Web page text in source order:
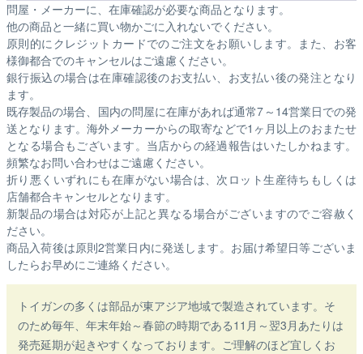
問屋・メーカーに、在庫確認が必要な商品となります。
他の商品と一緒に買い物かごに入れないでください。
原則的にクレジットカードでのご注文をお願いします。また、お客
様御都合でのキャンセルはご遠慮ください。
銀行振込の場合は在庫確認後のお支払い、お支払い後の発注となり
ます。
既存製品の場合、国内の問屋に在庫があれば通常7～14営業日での発
送となります。海外メーカーからの取寄などで1ヶ月以上のおまたせ
となる場合もございます。 当店からの経過報告はいたしかねます。
頻繁なお問い合わせはご遠慮ください。
折り悪くいずれにも在庫がない場合は、次ロット生産待ちもしくは
店舗都合キャンセルとなります。
新製品の場合は対応が上記と異なる場合がございますのでご容赦く
ださい。
商品入荷後は原則2営業日内に発送します。お届け希望日等ございま
したらお早めにご連絡ください。
トイガンの多くは部品が東アジア地域で製造されています。そ
のため毎年、年末年始～春節の時期である11月～翌3月あたりは
発売延期が起きやすくなっております。ご理解のほど宜しくお